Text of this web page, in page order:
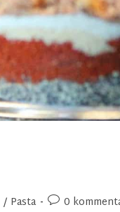
/ Pasta 0